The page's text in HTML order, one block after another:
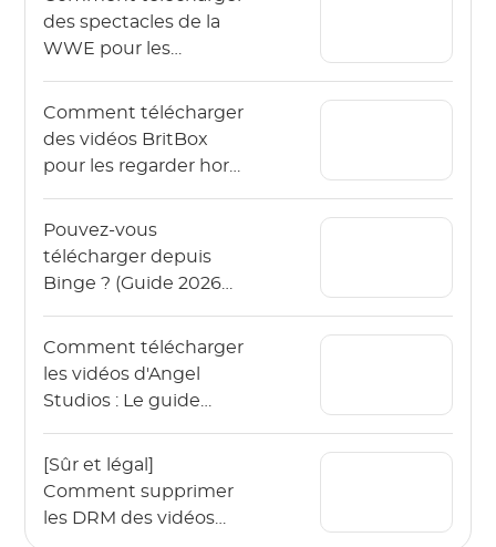
des spectacles de la
WWE pour les
Comment télécharger
des vidéos BritBox
pour les regarder hors
Pouvez-vous
télécharger depuis
Binge ? (Guide 2026
Comment télécharger
les vidéos d'Angel
Studios : Le guide
[Sûr et légal]
Comment supprimer
les DRM des vidéos